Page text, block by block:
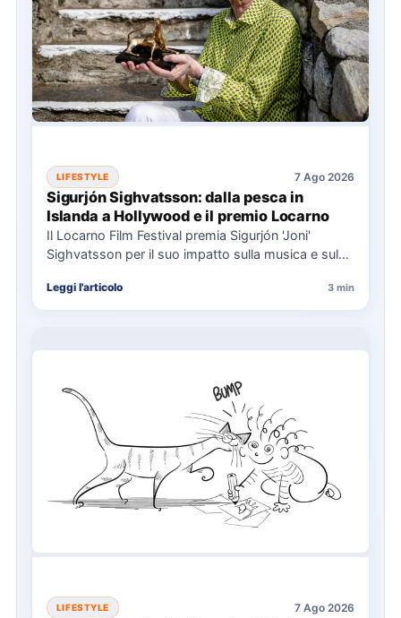
LIFESTYLE 7 Ago 2026
Sigurjón Sighvatsson: dalla pesca in
Islanda a Hollywood e il premio Locarno
Il Locarno Film Festival premia Sigurjón 'Joni'
Sighvatsson per il suo impatto sulla musica e sul
Leggi l'articolo 3 min
LIFESTYLE 7 Ago 2026